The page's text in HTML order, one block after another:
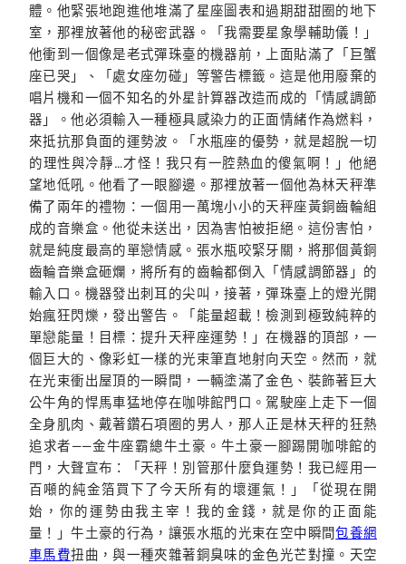
體。他緊張地跑進他堆滿了星座圖表和過期甜甜圈的地下
室，那裡放著他的秘密武器。「我需要星象學輔助儀！」
他衝到一個像是老式彈珠臺的機器前，上面貼滿了「巨蟹
座已哭」、「處女座勿碰」等警告標籤。這是他用廢棄的
唱片機和一個不知名的外星計算器改造而成的「情感調節
器」。他必須輸入一種極具感染力的正面情緒作為燃料，
來抵抗那負面的運勢波。「水瓶座的優勢，就是超脫一切
的理性與冷靜…才怪！我只有一腔熱血的傻氣啊！」他絕
望地低吼。他看了一眼腳邊。那裡放著一個他為林天秤準
備了兩年的禮物：一個用一萬塊小小的天秤座黃銅齒輪組
成的音樂盒。他從未送出，因為害怕被拒絕。這份害怕，
就是純度最高的單戀情感。張水瓶咬緊牙關，將那個黃銅
齒輪音樂盒砸爛，將所有的齒輪都倒入「情感調節器」的
輸入口。機器發出刺耳的尖叫，接著，彈珠臺上的燈光開
始瘋狂閃爍，發出警告。「能量超載！檢測到極致純粹的
單戀能量！目標：提升天秤座運勢！」在機器的頂部，一
個巨大的、像彩虹一樣的光束筆直地射向天空。然而，就
在光束衝出屋頂的一瞬間，一輛塗滿了金色、裝飾著巨大
公牛角的悍馬車猛地停在咖啡館門口。駕駛座上走下一個
全身肌肉、戴著鑽石項圈的男人，那人正是林天秤的狂熱
追求者——金牛座霸總牛土豪。牛土豪一腳踢開咖啡館的
門，大聲宣布：「天秤！別管那什麼負運勢！我已經用一
百噸的純金箔買下了今天所有的壞運氣！」「從現在開
始，你的運勢由我主宰！我的金錢，就是你的正面能
量！」牛土豪的行為，讓張水瓶的光束在空中瞬間包養網
車馬費扭曲，與一種夾雜著銅臭味的金色光芒對撞。天空